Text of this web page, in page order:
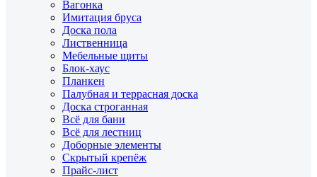
Вагонка
Имитация бруса
Доска пола
Лиственница
Мебельные щиты
Блок-хаус
Планкен
Палубная и террасная доска
Доска строганная
Всё для бани
Всё для лестниц
Доборные элементы
Скрытый крепёж
Прайс-лист